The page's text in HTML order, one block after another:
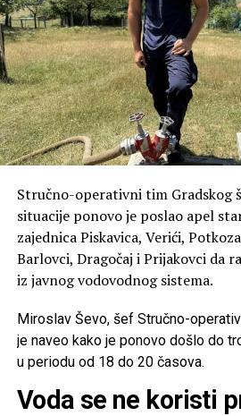
Stručno-operativni tim Gradskog
situacije ponovo je poslao apel
zajednica Piskavica, Verići,
Barlovci, Dragočaj i Prijakovci da
iz javnog vodovodnog sistema.
Miroslav Ševo, šef Stručno-
je naveo kako je ponovo došlo do
u periodu od 18 do 20 časova.
Voda se ne koristi